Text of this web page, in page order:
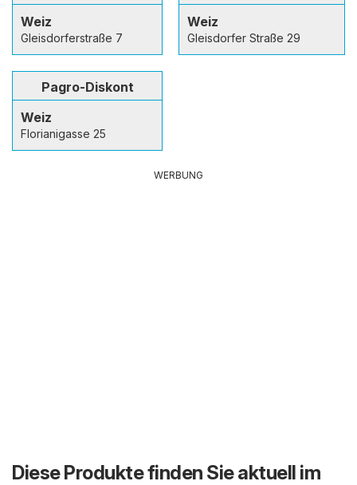
Weiz
Gleisdorferstraße 7
Weiz
Gleisdorfer Straße 29
Pagro-Diskont
Weiz
Florianigasse 25
WERBUNG
Diese Produkte finden Sie aktuell im